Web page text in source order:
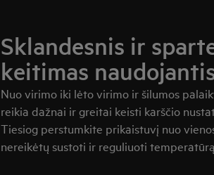
Sklandesnis ir
keitimas
Nuo virimo iki lėto virimo ir šilumos
reikia dažnai ir greitai keisti karščio
Tiesiog perstumkite prikaistuvį nuo
nereikėtų sustoti ir reguliuoti